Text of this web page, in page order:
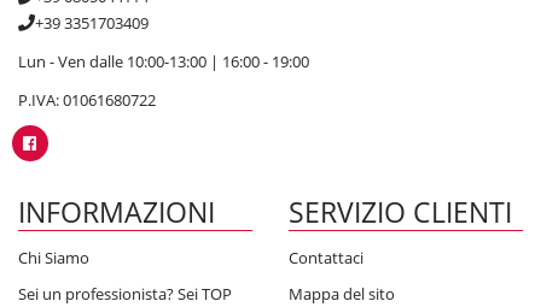
+39 3351703409
Lun - Ven dalle 10:00-13:00 | 16:00 - 19:00
P.IVA: 01061680722
INFORMAZIONI
Chi Siamo
Sei un professionista? Sei TOP
SERVIZIO CLIENTI
Contattaci
Mappa del sito